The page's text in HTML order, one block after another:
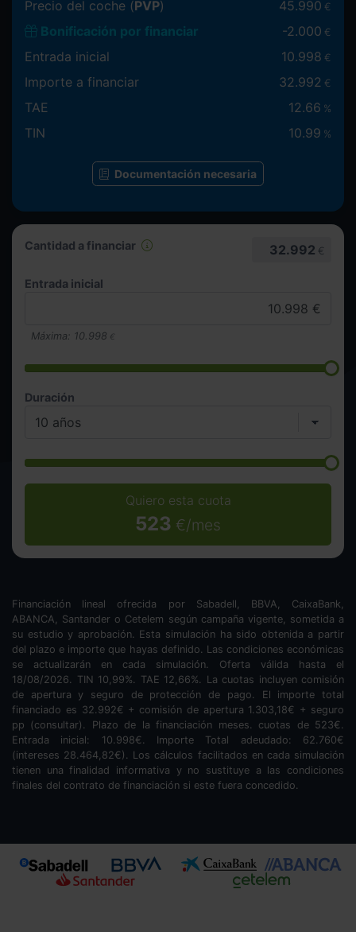
Cantidad a financiar 32.992 €
Entrada inicial
Máxima: 10.998 €
Duración
Quiero esta cuota
523 €/mes
Precio del coche (PVP) 45.990 €
Bonificación por financiar -2.000 €
Entrada inicial 10.998 €
Importe a financiar 32.992 €
TAE 12.66 %
TIN 10.99 %
Documentación necesaria
Financiación lineal ofrecida por Sabadell, BBVA, CaixaBank,
ABANCA, Santander o Cetelem según campaña vigente, sometida a
su estudio y aprobación. Esta simulación ha sido obtenida a partir
del plazo e importe que hayas definido. Las condiciones económicas
se actualizarán en cada simulación. Oferta válida hasta el
18/08/2026. TIN 10,99%. TAE 12,66%. La cuotas incluyen comisión
de apertura y seguro de protección de pago. El importe total
financiado es 32.992€ + comisión de apertura 1.303,18€ + seguro
pp (consultar). Plazo de la financiación meses. cuotas de 523€.
Entrada inicial: 10.998€. Importe Total adeudado: 62.760€
(intereses 28.464,82€). Los cálculos facilitados en cada simulación
tienen una finalidad informativa y no sustituye a las condiciones
finales del contrato de financiación si este fuera concedido.